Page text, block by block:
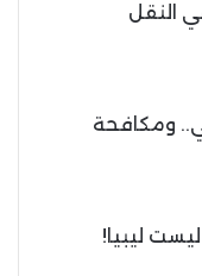
النقل
ومكافحة
ليبيا!